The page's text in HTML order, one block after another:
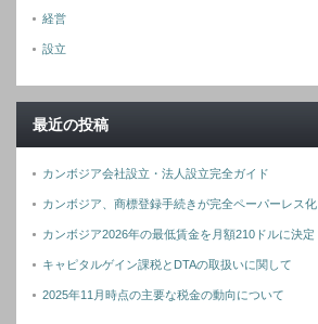
経営
設立
最近の投稿
カンボジア会社設立・法人設立完全ガイド
カンボジア、商標登録手続きが完全ペーパーレス化
カンボジア2026年の最低賃金を月額210ドルに決定
キャピタルゲイン課税とDTAの取扱いに関して
2025年11月時点の主要な税金の動向について